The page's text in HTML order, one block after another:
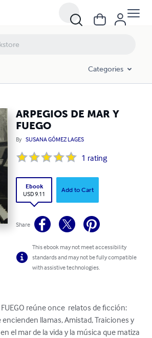
Categories
ARPEGIOS DE MAR Y
FUEGO
By SUSANA GÓMEZ LAGES
1 rating
Ebook
USD 9.11
Add to Cart
Share
This ebook may not meet accessibility
standards and may not be fully compatible
with assistive technologies.
FUEGO reúne once  relatos de ficción:
llamas, Amistad, Traiciones y
el mar de la vida y la música que matiza